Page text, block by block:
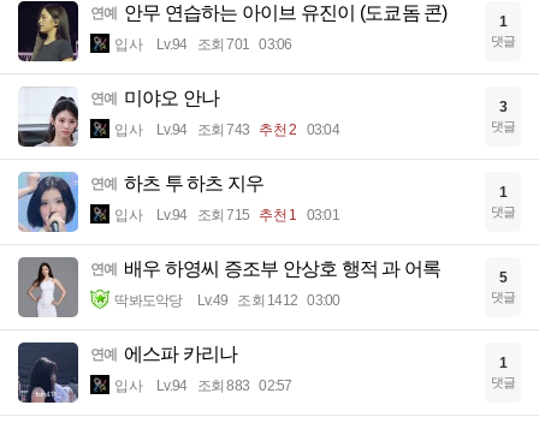
연예 안무 연습하는 아이브 유진이 (도쿄돔 콘)
입사 Lv.94 조회 701 03:06
1
댓글
연예 미야오 안나
입사 Lv.94 조회 743 추천 2 03:04
3
댓글
연예 하츠 투 하츠 지우
입사 Lv.94 조회 715 추천 1 03:01
1
댓글
연예 배우 하영씨 증조부 안상호 행적 과 어록
딱봐도악당 Lv.49 조회 1412 03:00
5
댓글
연예 에스파 카리나
입사 Lv.94 조회 883 02:57
1
댓글